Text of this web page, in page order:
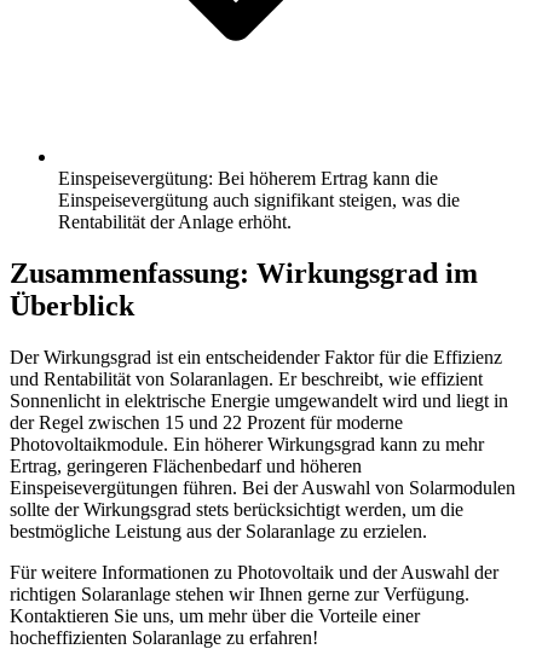
Einspeisevergütung: Bei höherem Ertrag kann die
Einspeisevergütung auch signifikant steigen, was die
Rentabilität der Anlage erhöht.
Zusammenfassung: Wirkungsgrad im
Überblick
Der Wirkungsgrad ist ein entscheidender Faktor für die Effizienz
und Rentabilität von Solaranlagen. Er beschreibt, wie effizient
Sonnenlicht in elektrische Energie umgewandelt wird und liegt in
der Regel zwischen 15 und 22 Prozent für moderne
Photovoltaikmodule. Ein höherer Wirkungsgrad kann zu mehr
Ertrag, geringeren Flächenbedarf und höheren
Einspeisevergütungen führen. Bei der Auswahl von Solarmodulen
sollte der Wirkungsgrad stets berücksichtigt werden, um die
bestmögliche Leistung aus der Solaranlage zu erzielen.
Für weitere Informationen zu Photovoltaik und der Auswahl der
richtigen Solaranlage stehen wir Ihnen gerne zur Verfügung.
Kontaktieren Sie uns, um mehr über die Vorteile einer
hocheffizienten Solaranlage zu erfahren!